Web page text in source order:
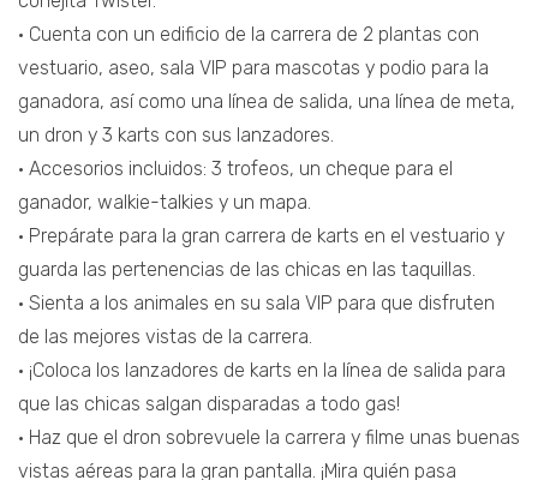
• Cuenta con un edificio de la carrera de 2 plantas con
vestuario, aseo, sala VIP para mascotas y podio para la
ganadora, así como una línea de salida, una línea de meta,
un dron y 3 karts con sus lanzadores.
• Accesorios incluidos: 3 trofeos, un cheque para el
ganador, walkie-talkies y un mapa.
• Prepárate para la gran carrera de karts en el vestuario y
guarda las pertenencias de las chicas en las taquillas.
• Sienta a los animales en su sala VIP para que disfruten
de las mejores vistas de la carrera.
• ¡Coloca los lanzadores de karts en la línea de salida para
que las chicas salgan disparadas a todo gas!
• Haz que el dron sobrevuele la carrera y filme unas buenas
vistas aéreas para la gran pantalla. ¡Mira quién pasa